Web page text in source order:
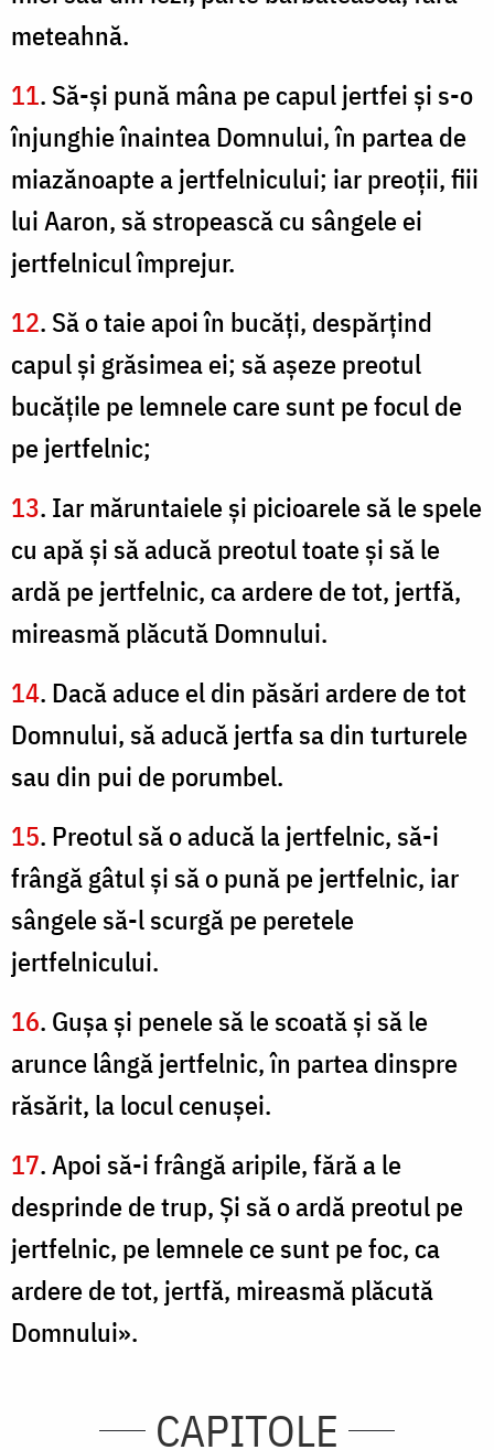
meteahnă.
11. Să-şi pună mâna pe capul jertfei şi s-o
înjunghie înaintea Domnului, în partea de
miazănoapte a jertfelnicului; iar preoţii, fiii
lui Aaron, să stropească cu sângele ei
jertfelnicul împrejur.
12. Să o taie apoi în bucăţi, despărţind
capul şi grăsimea ei; să aşeze preotul
bucăţile pe lemnele care sunt pe focul de
pe jertfelnic;
13. Iar măruntaiele şi picioarele să le spele
cu apă şi să aducă preotul toate şi să le
ardă pe jertfelnic, ca ardere de tot, jertfă,
mireasmă plăcută Domnului.
14. Dacă aduce el din păsări ardere de tot
Domnului, să aducă jertfa sa din turturele
sau din pui de porumbel.
15. Preotul să o aducă la jertfelnic, să-i
frângă gâtul şi să o pună pe jertfelnic, iar
sângele să-l scurgă pe peretele
jertfelnicului.
16. Guşa şi penele să le scoată şi să le
arunce lângă jertfelnic, în partea dinspre
răsărit, la locul cenuşei.
17. Apoi să-i frângă aripile, fără a le
desprinde de trup, Şi să o ardă preotul pe
jertfelnic, pe lemnele ce sunt pe foc, ca
ardere de tot, jertfă, mireasmă plăcută
Domnului».
CAPITOLE